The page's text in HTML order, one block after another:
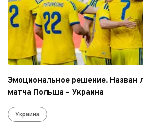
Эмоциональное решение. Назван
матча Польша – Украина
Украина